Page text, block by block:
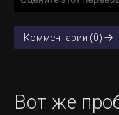
Комментарии (0)
Вот же